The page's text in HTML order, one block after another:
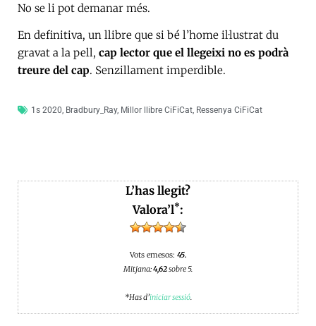
No se li pot demanar més.
En definitiva, un llibre que si bé l’home il·lustrat du
gravat a la pell, cap lector que el llegeixi no es podrà
treure del cap. Senzillament imperdible.
1s 2020, Bradbury_Ray, Millor llibre CiFiCat, Ressenya CiFiCat
L’has llegit?
Valora’l*:
Vots emesos: 45.
Mitjana:4,62sobre 5.
*Has d’iniciar sessió.